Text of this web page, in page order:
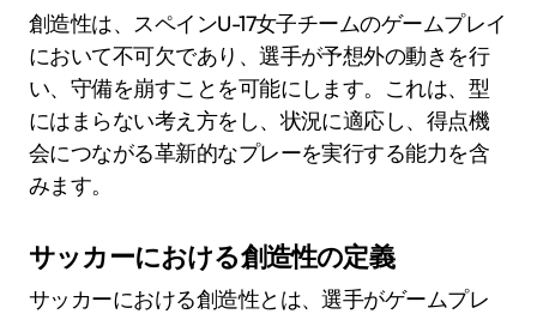
創造性は、スペインU-17女子チームのゲームプレイ
において不可欠であり、選手が予想外の動きを行
い、守備を崩すことを可能にします。これは、型
にはまらない考え方をし、状況に適応し、得点機
会につながる革新的なプレーを実行する能力を含
みます。
サッカーにおける創造性の定義
サッカーにおける創造性とは、選手がゲームプレ